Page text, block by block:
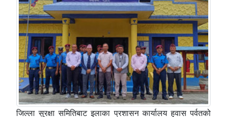
जिल्ला सुरक्षा समितिबाट इलाका प्रशासन कार्यालय हुवास पर्वतको